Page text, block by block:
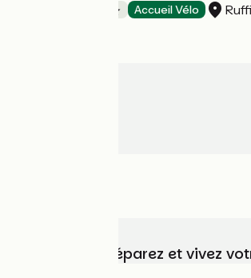
Accueil Vélo
Choisissez, préparez et vivez